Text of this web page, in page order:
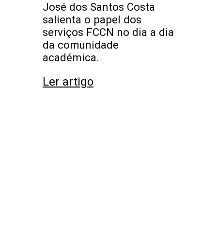
José dos Santos Costa
salienta o papel dos
serviços FCCN no dia a dia
da comunidade
académica.
Ler artigo